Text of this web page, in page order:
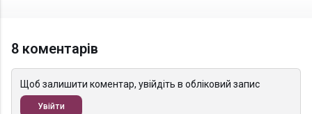
8 коментарів
Щоб залишити коментар, увійдіть в обліковий запис
Увійти